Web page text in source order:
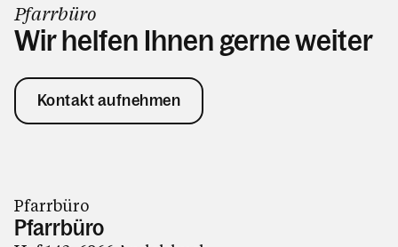
Pfarrbüro
Wir helfen Ihnen gerne weiter
Kontakt aufnehmen
Pfarrbüro
Pfarrbüro